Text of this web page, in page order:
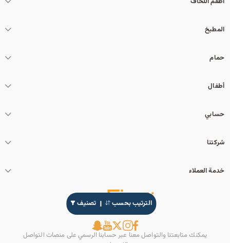
الترتيب بحسب تصنيف
المطبخ
حمام
أطفال
حسابي
شركتنا
خدمة العملاء
يمكنك متابعتنا والتواصل معنا عبر حسابنا الرسمي على منصات التواصل